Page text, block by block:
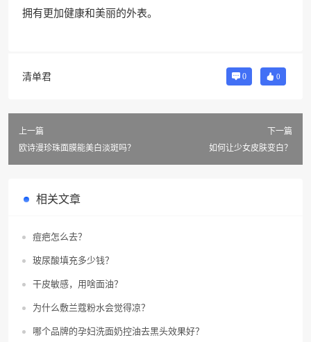
拥有更加健康和美丽的外表。
清单君 0 0
上一篇
欧诗漫珍珠面膜能美白淡斑吗？
下一篇
如何让少女皮肤变白？
相关文章
痘疤怎么去？
玻尿酸填充多少钱？
干皮敏感，用啥面油？
为什么敷兰蔻粉水会觉得凉？
哪个品牌的孕妇洗面奶控油去黑头效果好？